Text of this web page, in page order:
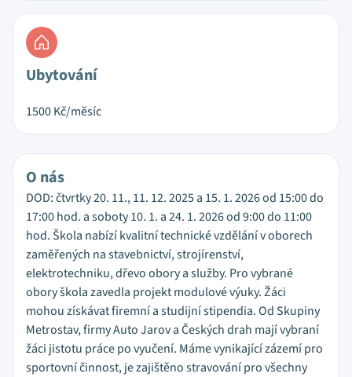
Ubytování
1500Kč/měsíc
O nás
DOD: čtvrtky 20. 11., 11. 12. 2025 a 15. 1. 2026 od 15:00 do
17:00 hod. a soboty 10. 1. a 24. 1. 2026 od 9:00 do 11:00
hod. Škola nabízí kvalitní technické vzdělání v oborech
zaměřených na stavebnictví, strojírenství,
elektrotechniku, dřevo obory a služby. Pro vybrané
obory škola zavedla projekt modulové výuky. Žáci
mohou získávat firemní a studijní stipendia. Od Skupiny
Metrostav, firmy Auto Jarov a Českých drah mají vybraní
žáci jistotu práce po vyučení. Máme vynikající zázemí pro
sportovní činnost, je zajištěno stravování pro všechny